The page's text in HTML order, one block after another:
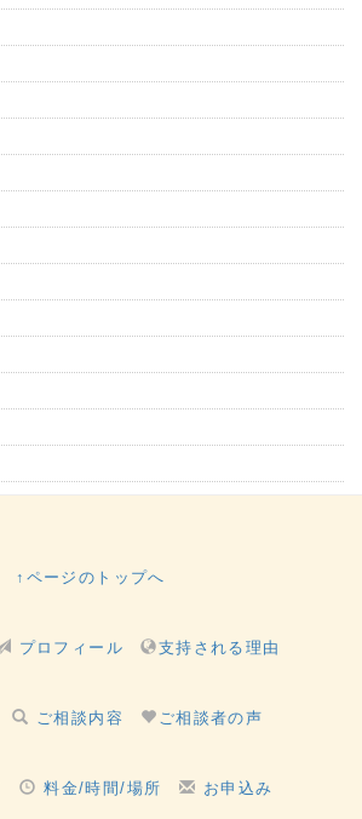
↑ページのトップへ
プロフィール 支持される理由
ご相談内容 ご相談者の声
料金/時間/場所 お申込み